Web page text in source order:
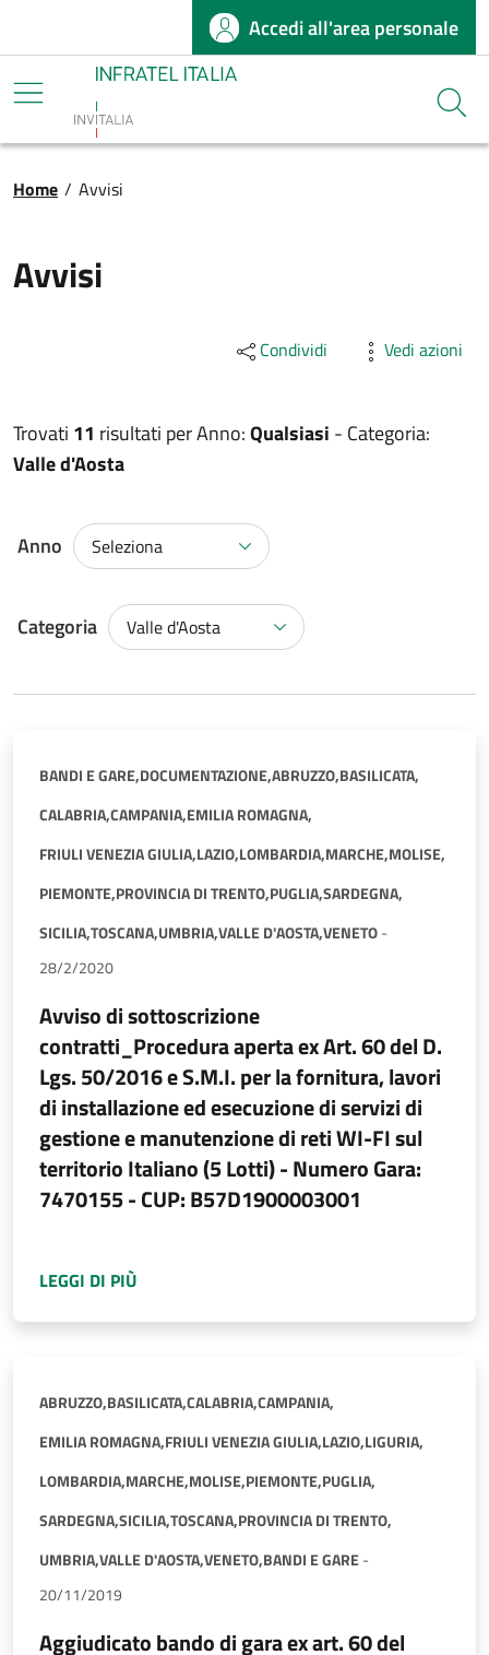
Salta al contenuto principaleAccedi all'area personale
Infratel
Briciole di pane
Home / Avvisi
Avvisi
Condividi Vedi azioni
Trovati 11 risultati perAnno:Qualsiasi - Categoria:
Valle d'Aosta
Anno Seleziona
Categoria Valle d'Aosta
BANDI E GARE,DOCUMENTAZIONE,ABRUZZO,BASILICATA,
CALABRIA,CAMPANIA,EMILIA ROMAGNA,
FRIULI VENEZIA GIULIA,LAZIO,LOMBARDIA,MARCHE,MOLISE,
PIEMONTE,PROVINCIA DI TRENTO,PUGLIA,SARDEGNA,
SICILIA,TOSCANA,UMBRIA,VALLE D'AOSTA,VENETO-
28/2/2020
Avviso di sottoscrizione
contratti_Procedura aperta ex Art. 60 del D.
Lgs. 50/2016 e S.M.I. per la fornitura, lavori
di installazione ed esecuzione di servizi di
gestione e manutenzione di reti WI-FI sul
territorio Italiano (5 Lotti) - Numero Gara:
7470155 - CUP: B57D1900003001
LEGGI DI PIÙ
ABRUZZO,BASILICATA,CALABRIA,CAMPANIA,
EMILIA ROMAGNA,FRIULI VENEZIA GIULIA,LAZIO,LIGURIA,
LOMBARDIA,MARCHE,MOLISE,PIEMONTE,PUGLIA,
SARDEGNA,SICILIA,TOSCANA,PROVINCIA DI TRENTO,
UMBRIA,VALLE D'AOSTA,VENETO,BANDI E GARE-
20/11/2019
Aggiudicato bando di gara ex art. 60 del